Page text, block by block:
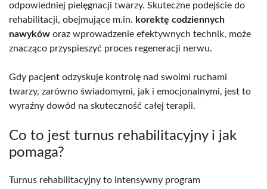
odpowiedniej pielęgnacji twarzy. Skuteczne podejście do
rehabilitacji, obejmujące m.in. korektę codziennych
nawyków oraz wprowadzenie efektywnych technik, może
znacząco przyspieszyć proces regeneracji nerwu.
Gdy pacjent odzyskuje kontrolę nad swoimi ruchami
twarzy, zarówno świadomymi, jak i emocjonalnymi, jest to
wyraźny dowód na skuteczność całej terapii.
Co to jest turnus rehabilitacyjny i jak
pomaga?
Turnus rehabilitacyjny to intensywny program